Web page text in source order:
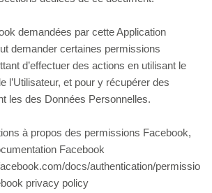
demandées par cette Application
demander certaines permissions
d’effectuer des actions en utilisant le
l’Utilisateur, et pour y récupérer des
les des Données Personnelles.
à propos des permissions Facebook,
Facebook
docs/authentication/permissio
privacy policy